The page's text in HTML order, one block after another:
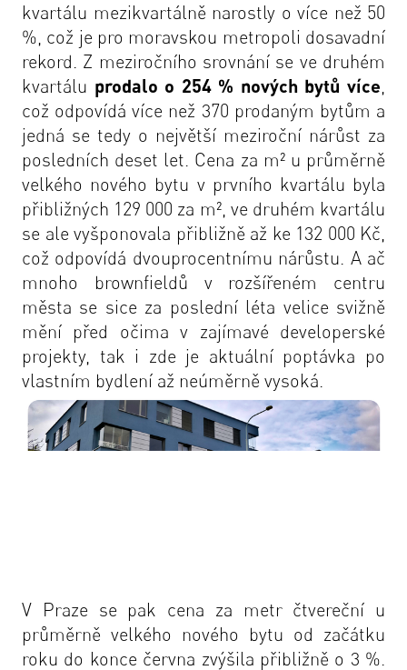
kvartálu mezikvartálně narostly o více než 50
%, což je pro moravskou metropoli dosavadní
rekord. Z meziročního srovnání se ve druhém
kvartálu prodalo o 254 % nových bytů více,
což odpovídá více než 370 prodaným bytům a
jedná se tedy o největší meziroční nárůst za
posledních deset let. Cena za m² u průměrně
velkého nového bytu v prvního kvartálu byla
přibližných 129 000 za m², ve druhém kvartálu
se ale vyšponovala přibližně až ke 132 000 Kč,
což odpovídá dvouprocentnímu nárůstu. A ač
mnoho brownfieldů v rozšířeném centru
města se sice za poslední léta velice svižně
mění před očima v zajímavé developerské
projekty, tak i zde je aktuální poptávka po
vlastním bydlení až neúměrně vysoká.
V Praze se pak cena za metr čtvereční u
průměrně velkého nového bytu od začátku
roku do konce června zvýšila přibližně o 3 %.